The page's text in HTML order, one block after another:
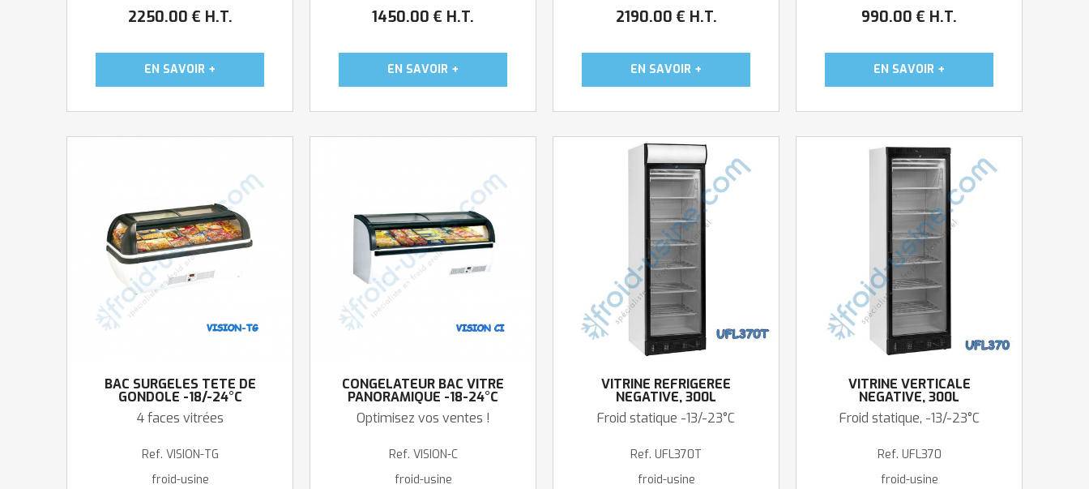
2250.00 € H.T.
surgelés. Dégivrage
automatique avec réévaporation
1450.00 € H.T.
Importante capacité de
stockage. Idéal supérettes,
2190.00 € H.T.
elles fournissent, grâce à leur
froid ventilé, un maintien
990.00 € H.T.
ce congélateur l'allié
incontournable des superettes
BAC SURGELÉS TÊTE DE
GONDOLE -18/-24°C
4 faces vitrées
Ref. VISION-TG
froid-usine
CONGÉLATEUR BAC VITRÉ
PANORAMIQUE -18-24°C
Optimisez vos ventes !
Ref. VISION-C
froid-usine
VITRINE REFRIGEREE
NEGATIVE, 300L
Froid statique -13/-23°C
Ref. UFL370T
froid-usine
VITRINE VERTICALE
NEGATIVE, 300L
Froid statique, -13/-23°C
Ref. UFL370
froid-usine